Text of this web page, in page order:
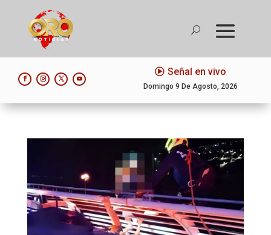
Señal en vivo
Domingo 9 De Agosto, 2026